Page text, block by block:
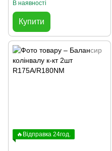
В наявності
Купити
🔥Відправка 24год.